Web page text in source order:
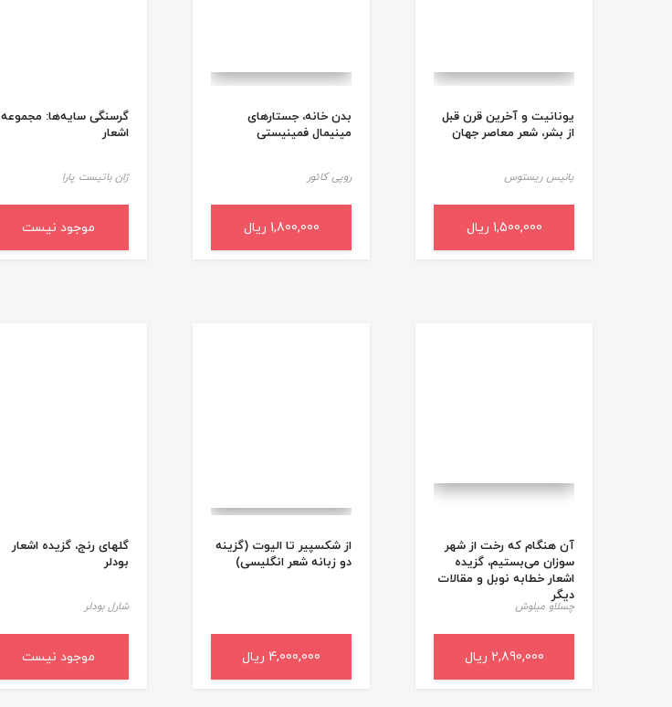
یونانیت و آخرین قرن قبل
از بشر، شعر معاصر جهان
یانیس ریستوس
1,500,000 ریال
افزودن به سبد خرید
بدن خانه، جستارهای
مینیمال فمینیستی
روپی کائور
1,800,000 ریال
افزودن به سبد خرید
گرسنگی سایه‌ها: مجموعه
اشعار
ژان باتیست پارا
موجود نیست
آن هنگام که رخت از شهر
سوزان می‌بستیم، گزیده
اشعار خطابه نوبل و مقالات
دیگر
چسلاو میلوش
2,890,000 ریال
افزودن به سبد خرید
از شکسپیر تا الیوت (گزینه
دو زبانه شعر انگلیسی)
4,000,000 ریال
افزودن به سبد خرید
گلهای رنج، گزیده اشعار
بودلر
شارل بودلر
موجود نیست